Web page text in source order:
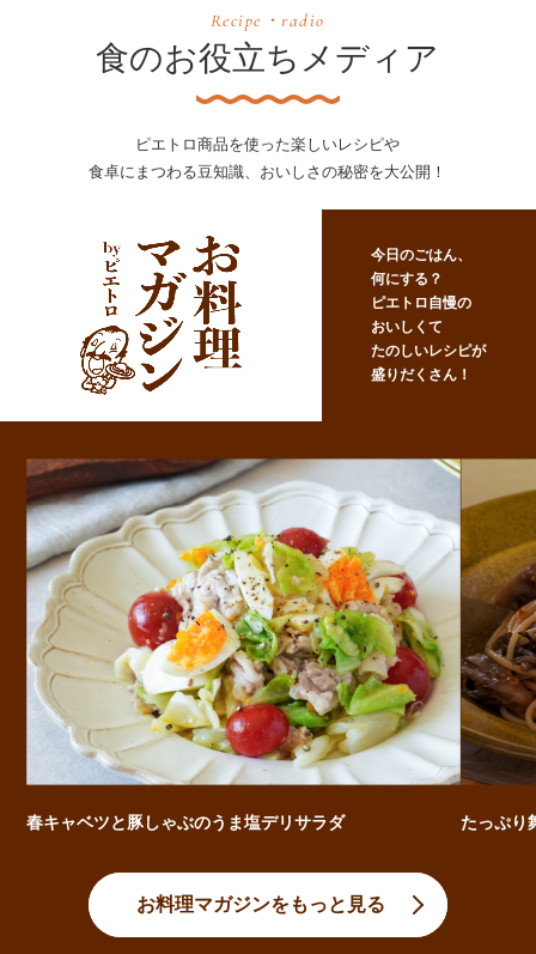
Recipe・radio
食のお役立ちメディア
ピエトロ商品を使った楽しいレシピや
食卓にまつわる豆知識、おいしさの秘密を大公開！
今日のごはん、
何にする？
ピエトロ自慢の
おいしくて
たのしいレシピが
盛りだくさん！
春キャベツと豚しゃぶのうま塩デリサラダ たっぷり
お料理マガジンをもっと見る